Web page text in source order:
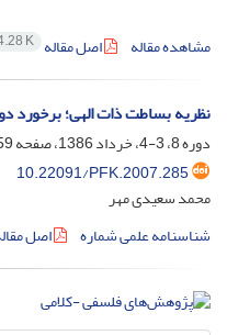
مشاهده مقاله
اصل مقاله K
نظریه بساطت ذات الهی؛ برخورد
دوره 8، 3-4، خرداد 1386، صفحه
10.22091/PFK.2007.285
محمد سعیدی مهر
شناسنامه علمی شماره
اصل